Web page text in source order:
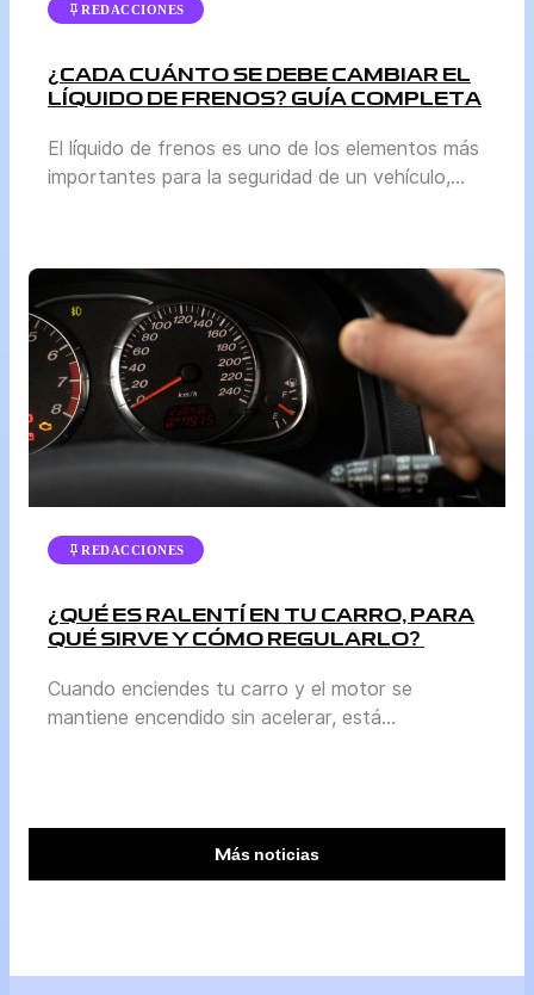
REDACCIONES
¿CADA CUÁNTO SE DEBE CAMBIAR EL
LÍQUIDO DE FRENOS? GUÍA COMPLETA
El líquido de frenos es uno de los elementos más
importantes para la seguridad de un vehículo,
o la revisión de llantas. Sin embargo, mantenerlo
en buen estado es vital para garantizar que el
sistema de frenos funcione correctamente. En
esta […]
REDACCIONES
¿QUÉ ES RALENTÍ EN TU CARRO, PARA
QUÉ SIRVE Y CÓMO REGULARLO?
Cuando enciendes tu carro y el motor se
mantiene encendido sin acelerar, está
para volver a moverse. Durante el ralentí, el
motor gira a bajas revoluciones para mantener
Más noticias